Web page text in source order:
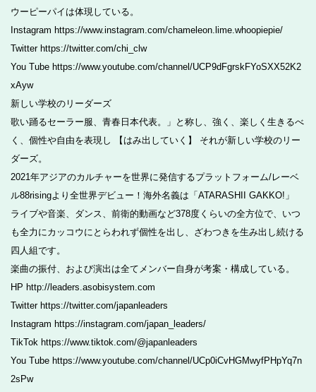
ウーピーパイは体現している。
Instagram https://www.instagram.com/chameleon.lime.whoopiepie/
Twitter https://twitter.com/chi_clw
You Tube https://www.youtube.com/channel/UCP9dFgrskFYoSXX52K2
xAyw
新しい学校のリーダーズ
歌い踊るセーラー服、青春日本代表。」と称し、強く、楽しく生きるべ
く、個性や自由を表現し 【はみ出していく】 それが新しい学校のリー
ダーズ。
2021年アジアのカルチャーを世界に発信するプラットフォーム/レーベ
ル88risingより全世界デビュー！海外名義は「ATARASHII GAKKO!」
ライブや音楽、ダンス、前衛的動画など378度くらいの全方位で、いつ
も全力にカッコウにとらわれず個性を出し、ざわつきを生み出し続ける
四人組です。
楽曲の振付、および演出は全てメンバー自身が考案・構成している。
HP http://leaders.asobisystem.com
Twitter https://twitter.com/japanleaders
Instagram https://instagram.com/japan_leaders/
TikTok https://www.tiktok.com/@japanleaders
You Tube https://www.youtube.com/channel/UCp0iCvHGMwyfPHpYq7n
2sPw